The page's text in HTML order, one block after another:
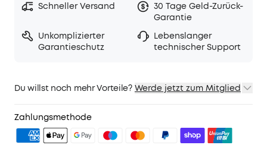
Schneller Versand
30 Tage Geld-Zurück-
Garantie
Unkomplizierter
Garantieschutz
Lebenslanger
technischer Support
Du willst noch mehr Vorteile? Werde jetzt zum Mitglied
2. Mitglieder-Preise für ausgewähte Produkte
3. Geburtstagsgeschenk
4. Weitere Vorteile mit soundcoreCredits
Mehr erfahren
Zahlungsmethode